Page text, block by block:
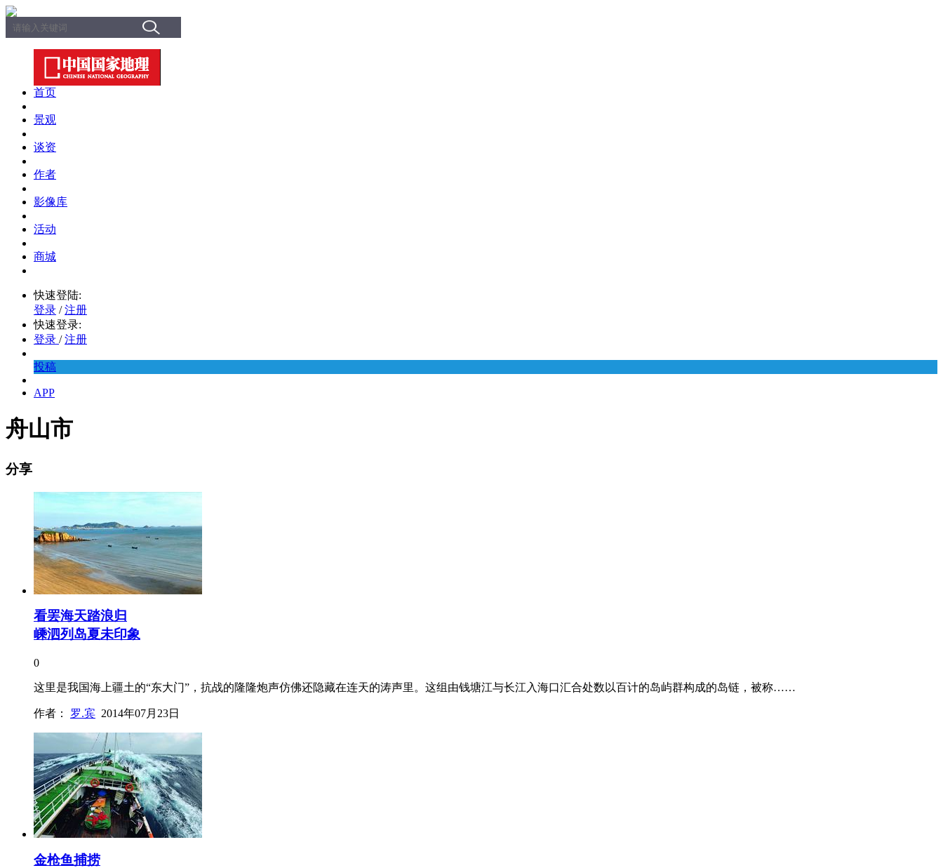
首页
景观
谈资
作者
影像库
活动
商城
快速登陆:
登录 / 注册
快速登录:
登录 / 注册
投稿
APP
舟山市
分享
看罢海天踏浪归
嵊泗列岛夏未印象
0
这里是我国海上疆土的“东大门”，抗战的隆隆炮声仿佛还隐藏在连天的涛声里。这组由钱塘江与长江入海口汇合处数以百计的岛屿群构成的岛链，被称……
作者： 罗.宾 2014年07月23日
金枪鱼捕捞